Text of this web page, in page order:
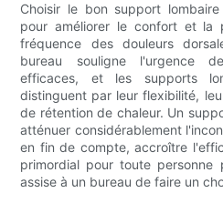
Choisir le bon support
pour améliorer le confort et la
fréquence des douleurs
bureau souligne l'urgence
efficaces, et les supports
distinguent par leur flexibilité,
de rétention de chaleur. Un
atténuer considérablement
en fin de compte, accroître
primordial pour toute personne
assise à un bureau de faire un